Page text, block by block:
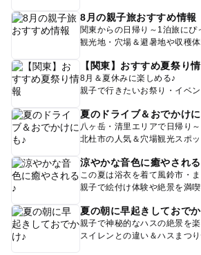
8月の親子旅おすすめ情報
関東からの日帰り～1泊旅にぴ
観光地・穴場＆避暑地や収穫体
【関東】おすすめ夏祭り
8月＆夏休みに楽しめる♪
親子で行きたいお祭り・イベ
夏のドライブ＆おでかけ
八ヶ岳・清里エリアで日帰り～
北杜市の人気＆穴場観光スポ
涼やかな音色に癒やされ
この夏は浴衣を着て風鈴市・ま
親子で絵付け体験や絶景を満喫
夏の朝に早起きしておで
親子で神秘的なハスの絶景を楽
スイレンとの違い＆ハスまつ